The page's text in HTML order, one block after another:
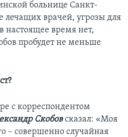
больнице Санкт-
лечащих врачей, угрозы для
настоящее время нет,
пробудет не меньше
с корреспондентом
Скобовсказал: «Моя
– совершенно случайная